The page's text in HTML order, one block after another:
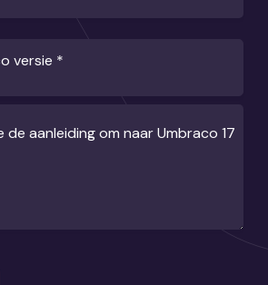
versie *
de aanleiding om naar Umbraco 17